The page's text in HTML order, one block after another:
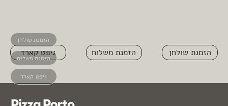
גיפט קארד הזמנת משלוח הזמנת שולחן הזמנת משלוח
הזמנת שולחן
גיפט קארד